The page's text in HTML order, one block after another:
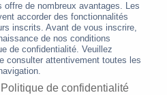
offre de nombreux avantages. Les
accorder des fonctionnalités
inscrits. Avant de vous inscrire,
de nos conditions
de confidentialité. Veuillez
consulter attentivement toutes les
Politique de confidentialité